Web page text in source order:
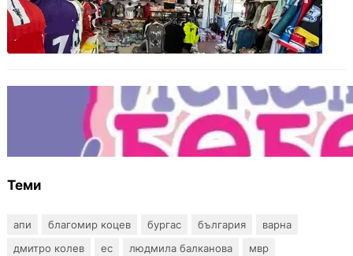
Иззеха фалшиви стоки за близо 650 000
евро при акция във Варна и „Златни
пясъци“
Инвитро подкрепата под въпрос? „Искам
бебе“ се обяви срещу прехвърлянето на
Центъра към НЗОК
Теми
апи благомир коцев бургас българия
варна
дмитро колев
ес людмила балканова
мвр